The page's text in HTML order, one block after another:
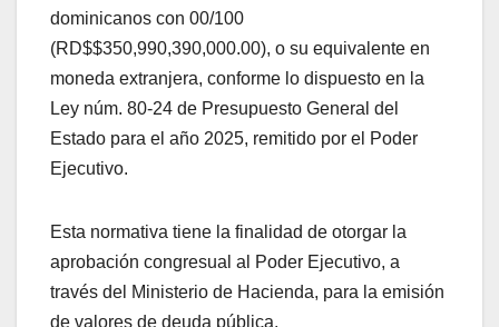
dominicanos con 00/100
(RD$$350,990,390,000.00), o su equivalente en
moneda extranjera, conforme lo dispuesto en la
Ley núm. 80-24 de Presupuesto General del
Estado para el año 2025, remitido por el Poder
Ejecutivo.
Esta normativa tiene la finalidad de otorgar la
aprobación congresual al Poder Ejecutivo, a
través del Ministerio de Hacienda, para la emisión
de valores de deuda pública.